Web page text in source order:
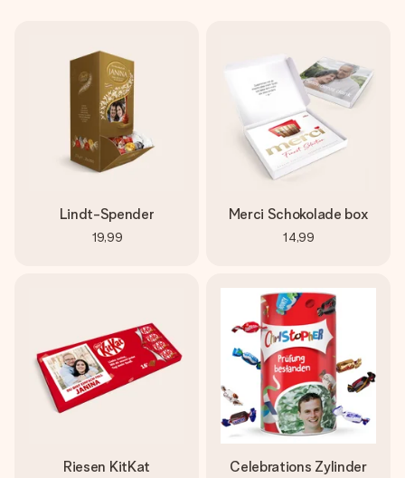
Lindt-Spender
19,99
Merci Schokolade box
14,99
Riesen KitKat Celebrations Zylinder